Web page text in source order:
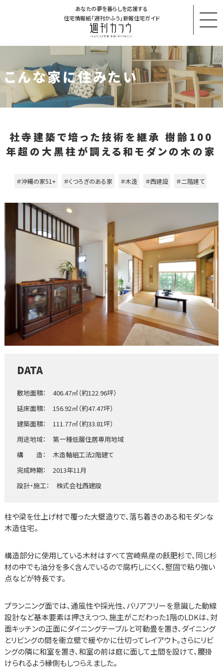
あなたの夢を暮らしを応援する
住宅情報紙「週刊かふう」新報住宅ガイド
こんな家に住みたい
社寺建築で培った技術を継承 樹齢100
年超の大黒柱が調える和モダンの木の家
＃沖縄の家51+ ＃くつろぎのある家 ＃木造 ＃西建設 ＃二階建て
DATA
敷地面積： 406.47㎡（約122.96坪）
延床面積： 156.92㎡（約47.47坪）
建築面積： 111.77㎡（約33.81坪）
用途地域： 第一種低層住居専用地域
構 造： 木造軸組工法2階建て
完成時期： 2013年11月
設計・施工： 株式会社西建設
柱や梁を仕上げ材で覆った大壁造りで、落ち着きのある和モダンな
木造住宅。
構造部分に使用している木材はすべて宮崎県産の飫肥杉で、同じ杉
材の中でも油分を多く含んでいるので腐朽しにくく、堅固で粘り強い
点などが特長です。
プランニング面では、通風性や採光性、バリアフリーを意識した動線
設計など基本要素は押さえつつ、施主がこだわった1階のLDKは、対
面キッチンの正面にダイニングテーブルと可動畳を置き、ダイニング
とリビングの間を衝立壁で緩やかに仕切ってレイアウト。さらにリビ
ングの隣に和室を置き、和室の前は庭に面して土間を設けて、腰掛
けられるよう縁側もしつらえました。